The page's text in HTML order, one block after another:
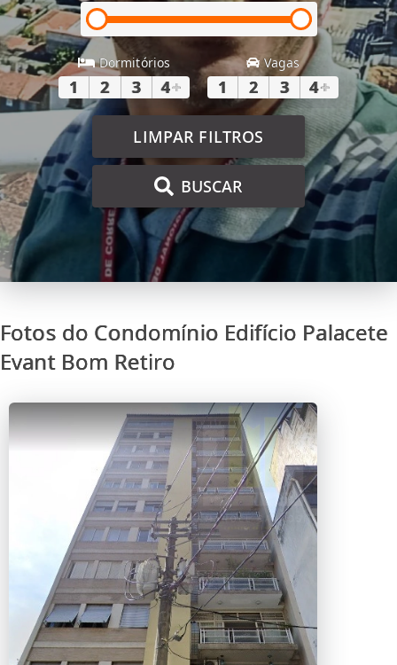
Dormitórios
1 2 3 4+
Vagas
1 2 3 4+
LIMPAR FILTROS
BUSCAR
Fotos do Condomínio Edifício Palacete
Evant Bom Retiro